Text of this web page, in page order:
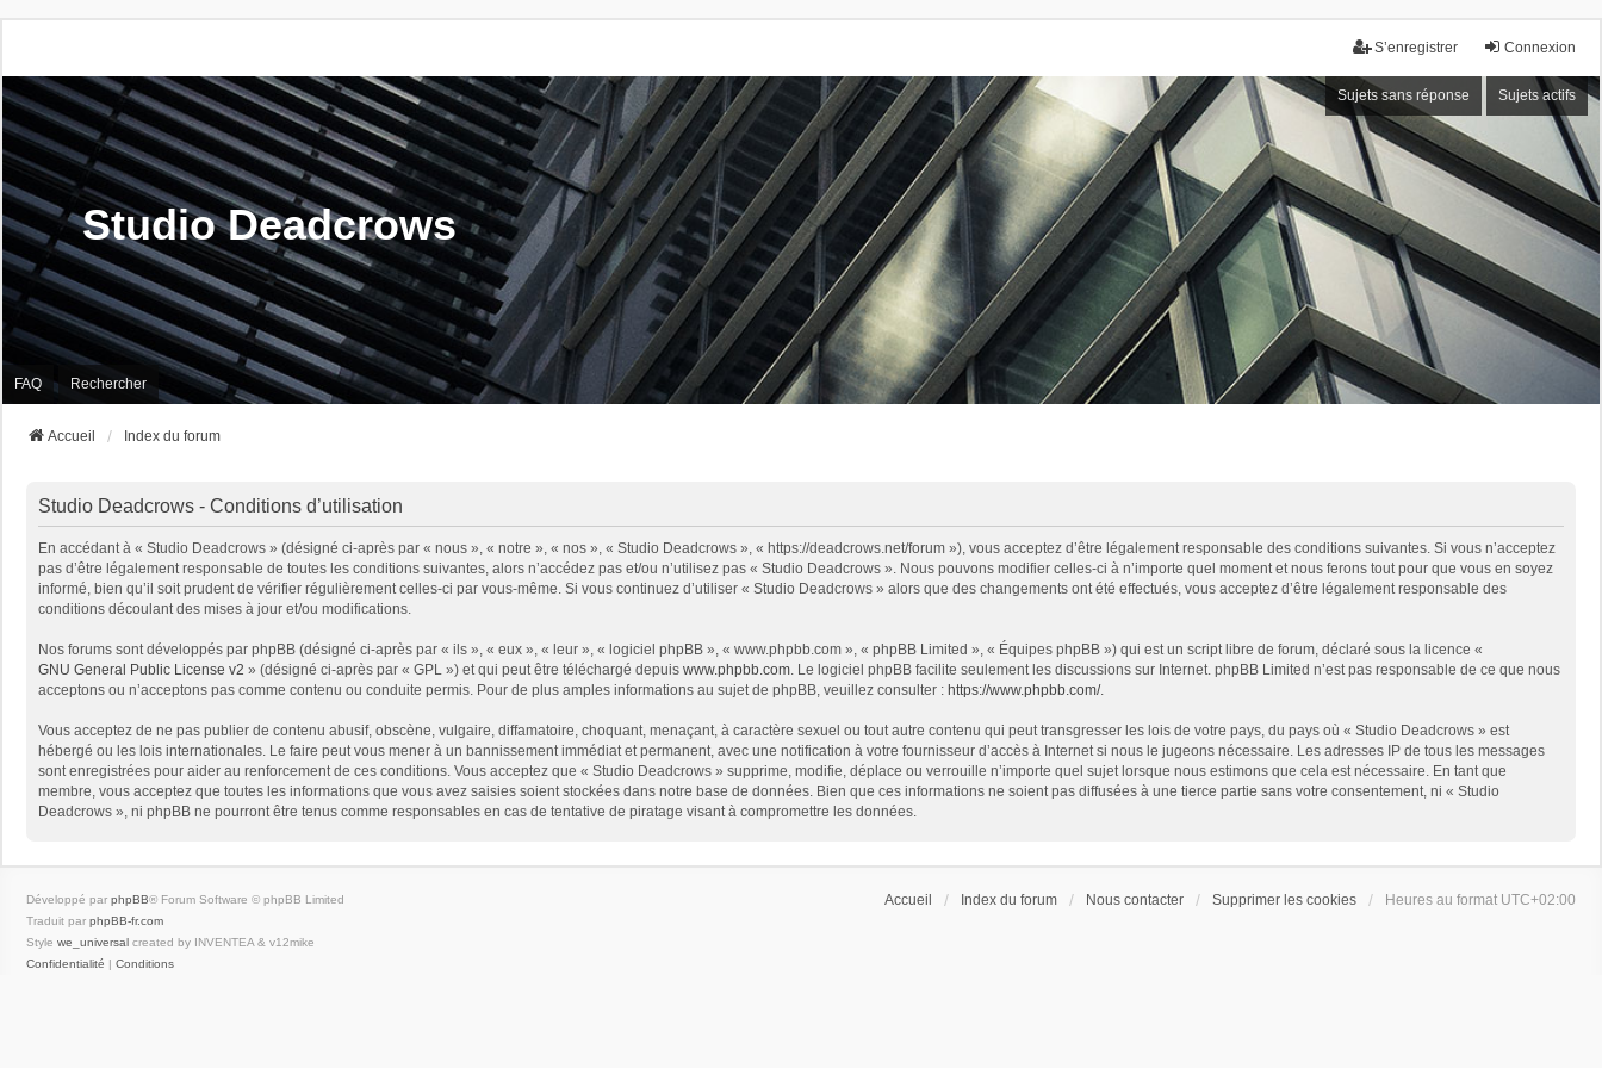
Connexion
S’enregistrer
Sujets sans réponse Sujets actifs
Studio Deadcrows
FAQ Rechercher
Accueil Index du forum
Studio Deadcrows - Conditions d’utilisation
En accédant à « Studio Deadcrows » (désigné ci-après par « nous », « notre », « nos », « Studio Deadcrows », « https://deadcrows.net/forum »), vous acceptez d’être légalement responsable des conditions suivantes. Si vous n’acceptez
pas d’être légalement responsable de toutes les conditions suivantes, alors n’accédez pas et/ou n’utilisez pas « Studio Deadcrows ». Nous pouvons modifier celles-ci à n’importe quel moment et nous ferons tout pour que vous en soyez
informé, bien qu’il soit prudent de vérifier régulièrement celles-ci par vous-même. Si vous continuez d’utiliser « Studio Deadcrows » alors que des changements ont été effectués, vous acceptez d’être légalement responsable des
conditions découlant des mises à jour et/ou modifications.
Nos forums sont développés par phpBB (désigné ci-après par « ils », « eux », « leur », « logiciel phpBB », « www.phpbb.com », « phpBB Limited », « Équipes phpBB ») qui est un script libre de forum, déclaré sous la licence «
GNU General Public License v2 » (désigné ci-après par « GPL ») et qui peut être téléchargé depuis www.phpbb.com. Le logiciel phpBB facilite seulement les discussions sur Internet. phpBB Limited n’est pas responsable de ce que nous
acceptons ou n’acceptons pas comme contenu ou conduite permis. Pour de plus amples informations au sujet de phpBB, veuillez consulter : https://www.phpbb.com/.
Vous acceptez de ne pas publier de contenu abusif, obscène, vulgaire, diffamatoire, choquant, menaçant, à caractère sexuel ou tout autre contenu qui peut transgresser les lois de votre pays, du pays où « Studio Deadcrows » est
hébergé ou les lois internationales. Le faire peut vous mener à un bannissement immédiat et permanent, avec une notification à votre fournisseur d’accès à Internet si nous le jugeons nécessaire. Les adresses IP de tous les messages
sont enregistrées pour aider au renforcement de ces conditions. Vous acceptez que « Studio Deadcrows » supprime, modifie, déplace ou verrouille n’importe quel sujet lorsque nous estimons que cela est nécessaire. En tant que
membre, vous acceptez que toutes les informations que vous avez saisies soient stockées dans notre base de données. Bien que ces informations ne soient pas diffusées à une tierce partie sans votre consentement, ni « Studio
Deadcrows », ni phpBB ne pourront être tenus comme responsables en cas de tentative de piratage visant à compromettre les données.
Accueil Index du forum Nous contacter Supprimer les cookies Heures au format UTC+02:00
Développé par phpBB® Forum Software © phpBB Limited
Traduit par phpBB-fr.com
Style we_universal created by INVENTEA & v12mike
Confidentialité | Conditions